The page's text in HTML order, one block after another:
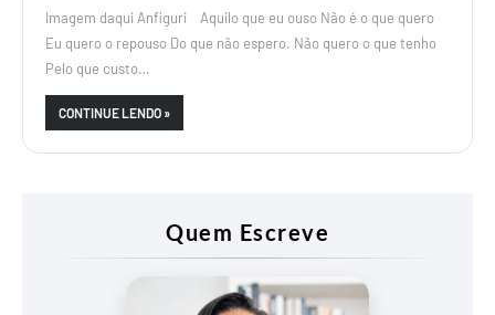
Imagem daqui Anfiguri Aquilo que eu ouso Não é o que quero
Eu quero o repouso Do que não espero. Não quero o que tenho
Pelo que custo…
CONTINUE LENDO »
Quem Escreve